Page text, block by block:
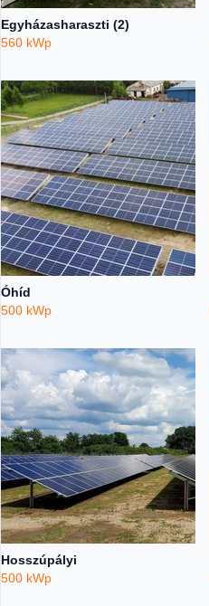
Egyházasharaszti (2)
560 kWp
Óhíd
500 kWp
Hosszúpályi
500 kWp